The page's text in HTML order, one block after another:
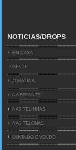
NOTICIAS/DROPS
EM CASA
GENTE
JOGATINA
NA ESTANTE
NAS TELINHAS
NAS TELONAS
OUVINDO E VENDO